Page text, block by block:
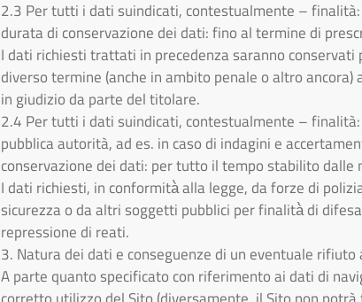
2.3 Per tutti i dati suindicati, contestualmente –
durata di conservazione dei dati: fino al termine di
I dati richiesti trattati in precedenza saranno
diverso termine (anche in ambito penale o altro
in giudizio da parte del titolare.
2.4 Per tutti i dati suindicati, contestualmente –
pubblica autorità, ad es. in caso di indagini e
conservazione dei dati: per tutto il tempo stabilito dalle
I dati richiesti, in conformità̀ alla legge, da forze di
sicurezza o da altri soggetti pubblici per finalità̀ di
repressione di reati.
3. Natura dei dati e conseguenze di un eventuale rifiuto
A parte quanto specificato con riferimento ai dati di